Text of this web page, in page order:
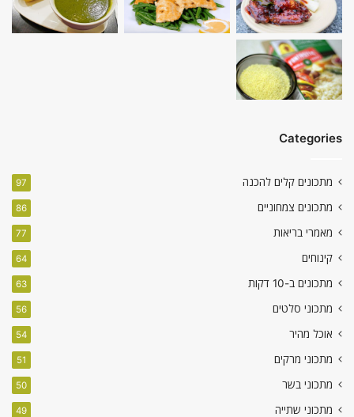
Categories
מתכונים קלים להכנה 97
מתכונים צמחוניים 86
מאמרי בריאות 77
קינוחים 64
מתכונים ב-10 דקות 63
מתכוני סלטים 56
אוכל מהיר 54
מתכוני מרקים 51
מתכוני בשר 50
מתכוני שתייה 49